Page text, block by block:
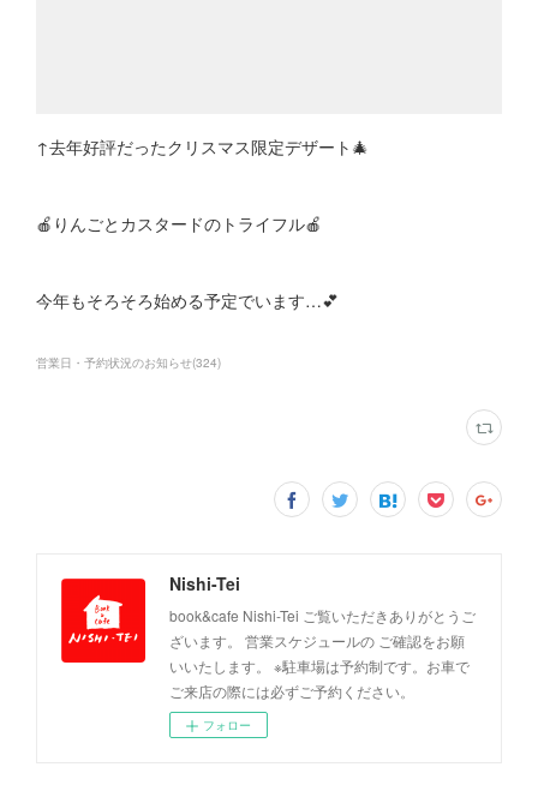
↑去年好評だったクリスマス限定デザート🎄
🍎りんごとカスタードのトライフル🍎
今年もそろそろ始める予定でいます…💕
営業日・予約状況のお知らせ(324)
Nishi-Tei
book&cafe Nishi-Tei ご覧いただきありがとうご
ざいます。 営業スケジュールの ご確認をお願
いいたします。 ※駐車場は予約制です。お車で
ご来店の際には必ずご予約ください。
フォロー